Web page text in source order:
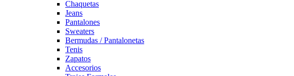
Chaquetas
Jeans
Pantalones
Sweaters
Bermudas / Pantalonetas
Tenis
Zapatos
Accesorios